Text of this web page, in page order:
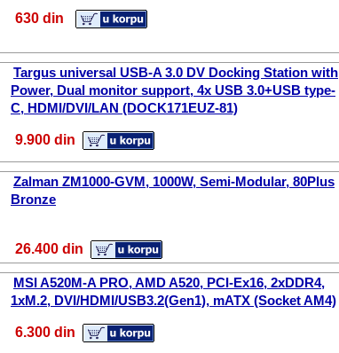
630 din
Targus universal USB-A 3.0 DV Docking Station with
Power, Dual monitor support, 4x USB 3.0+USB type-
C, HDMI/DVI/LAN (DOCK171EUZ-81)
9.900 din
Zalman ZM1000-GVM, 1000W, Semi-Modular, 80Plus
Bronze
26.400 din
MSI A520M-A PRO, AMD A520, PCI-Ex16, 2xDDR4,
1xM.2, DVI/HDMI/USB3.2(Gen1), mATX (Socket AM4)
6.300 din